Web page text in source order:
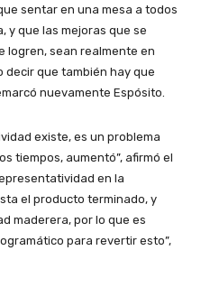
sentar en una mesa a todos
y que las mejoras que se
logren, sean realmente en
decir que también hay que
nuevamente Espósito.
existe, es un problema
tiempos, aumentó”, afirmó el
en la
el producto terminado, y
maderera, por lo que es
para revertir esto”,